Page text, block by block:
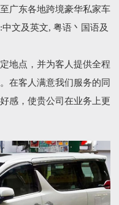
广东各地跨境豪华私家车
文及英文, 粤语丶国语及
地点，并为客人提供全程
在客人满意我们服务的同
感，使贵公司在业务上更